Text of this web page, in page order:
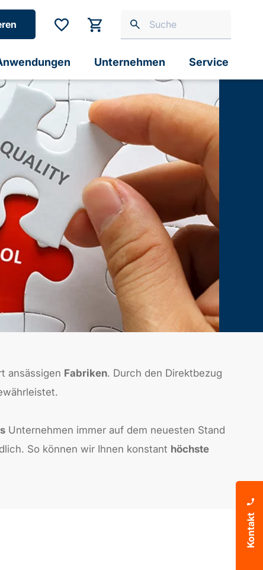
Unternehmen Service
Kontakt
ansässigen Fabriken. Durch den Direktbezug
Unternehmen immer auf dem neuesten Stand
So können wir Ihnen konstant höchste